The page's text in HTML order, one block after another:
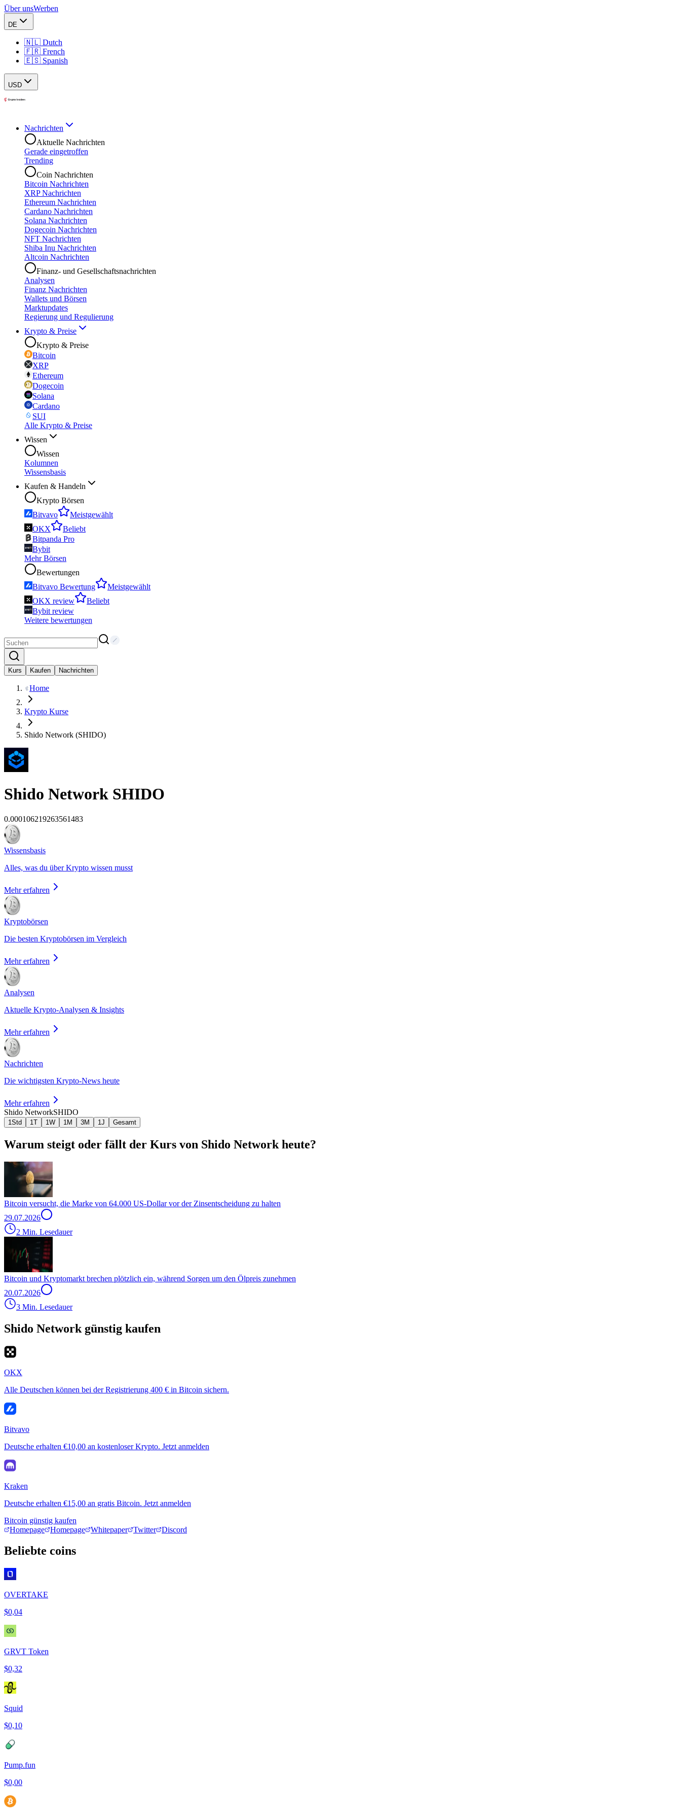
Über unsWerben
DE
🇳🇱 Dutch
🇫🇷 French
🇪🇸 Spanish
USD
Nachrichten
Aktuelle Nachrichten
Gerade eingetroffen
Trending
Coin Nachrichten
Bitcoin Nachrichten
XRP Nachrichten
Ethereum Nachrichten
Cardano Nachrichten
Solana Nachrichten
Dogecoin Nachrichten
NFT Nachrichten
Shiba Inu Nachrichten
Altcoin Nachrichten
Finanz- und Gesellschaftsnachrichten
Analysen
Finanz Nachrichten
Wallets und Börsen
Marktupdates
Regierung und Regulierung
Krypto & Preise
Krypto & Preise
Bitcoin
XRP
Ethereum
Dogecoin
Solana
Cardano
SUI
Alle Krypto & Preise
Wissen
Wissen
Kolumnen
Wissensbasis
Kaufen & Handeln
Krypto Börsen
Bitvavo
Meistgewählt
OKX
Beliebt
Bitpanda Pro
Bybit
Mehr Börsen
Bewertungen
Bitvavo Bewertung
Meistgewählt
OKX review
Beliebt
Bybit review
Weitere bewertungen
Kurs Kaufen Nachrichten
Home
Krypto Kurse
Shido Network (SHIDO)
Shido Network SHIDO
0.000106219263561483
Wissensbasis
Alles, was du über Krypto wissen musst
Mehr erfahren
Kryptobörsen
Die besten Kryptobörsen im Vergleich
Mehr erfahren
Analysen
Aktuelle Krypto-Analysen & Insights
Mehr erfahren
Nachrichten
Die wichtigsten Krypto-News heute
Mehr erfahren
Shido NetworkSHIDO
1Std 1T 1W 1M 3M 1J Gesamt
Warum steigt oder fällt der Kurs von Shido Network heute?
Bitcoin versucht, die Marke von 64.000 US-Dollar vor der Zinsentscheidung zu halten
29.07.2026
2 Min. Lesedauer
Bitcoin und Kryptomarkt brechen plötzlich ein, während Sorgen um den Ölpreis zunehmen
20.07.2026
3 Min. Lesedauer
Shido Network günstig kaufen
OKX
Alle Deutschen können bei der Registrierung 400 € in Bitcoin sichern.
Bitvavo
Deutsche erhalten €10,00 an kostenloser Krypto. Jetzt anmelden
Kraken
Deutsche erhalten €15,00 an gratis Bitcoin. Jetzt anmelden
Bitcoin günstig kaufen
Homepage
Homepage Whitepaper Twitter Discord
Beliebte coins
OVERTAKE
$0,04
GRVT Token
$0,32
Squid
$0,10
Pump.fun
$0,00